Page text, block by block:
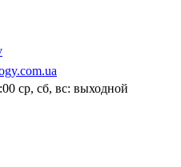
ср, сб, вс: выходной